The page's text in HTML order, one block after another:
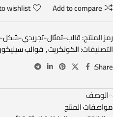
Add to compare
wishlist
رمز المنتج:قالب-تمثال-تجريدي-شكل-2
التصنيفات:الكونكريت, قوالب
Share:
الوصف
مواصفات المنتج